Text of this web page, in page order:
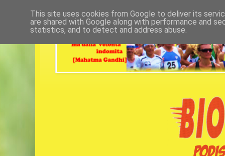
This site uses cookies from Google to deliver its
are shared with Google along with performance and
statistics, and to detect and address abuse.